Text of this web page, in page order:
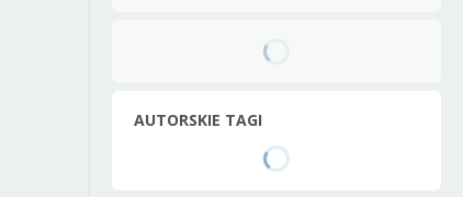
AUTORSKIE TAGI